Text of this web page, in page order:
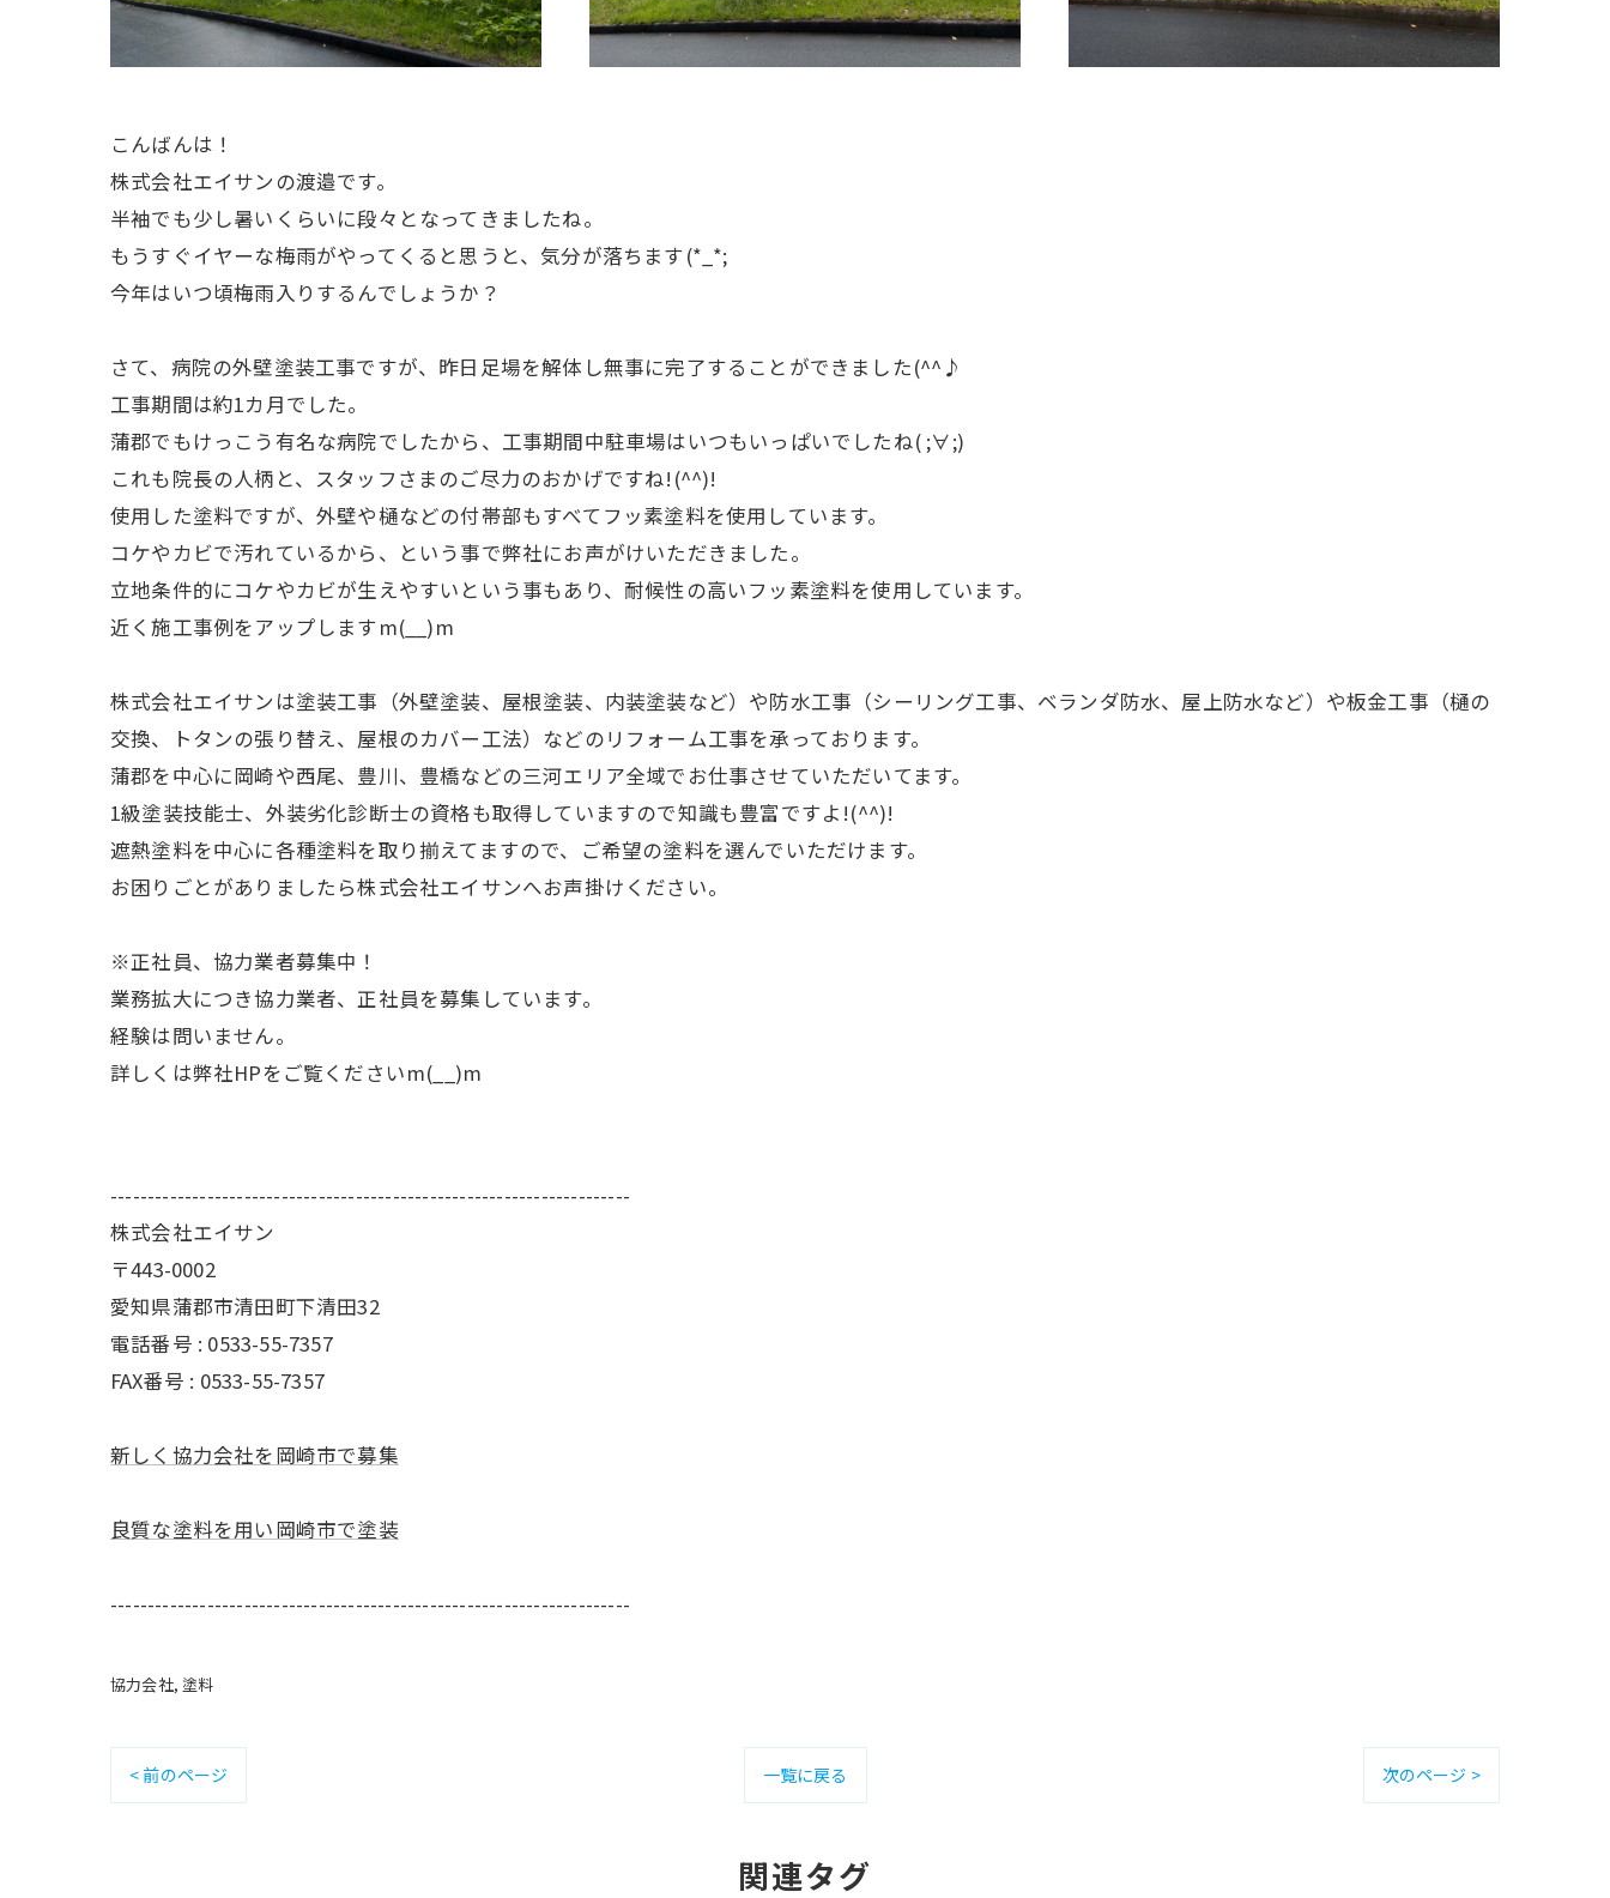
こんばんは！
株式会社エイサンの渡邉です。
半袖でも少し暑いくらいに段々となってきましたね。
もうすぐイヤーな梅雨がやってくると思うと、気分が落ちます(*_*;
今年はいつ頃梅雨入りするんでしょうか？
さて、病院の外壁塗装工事ですが、昨日足場を解体し無事に完了することができました(^^♪
工事期間は約1カ月でした。
蒲郡でもけっこう有名な病院でしたから、工事期間中駐車場はいつもいっぱいでしたね( ;∀;)
これも院長の人柄と、スタッフさまのご尽力のおかげですね!(^^)!
使用した塗料ですが、外壁や樋などの付帯部もすべてフッ素塗料を使用しています。
コケやカビで汚れているから、という事で弊社にお声がけいただきました。
立地条件的にコケやカビが生えやすいという事もあり、耐候性の高いフッ素塗料を使用しています。
近く施工事例をアップしますm(__)m
株式会社エイサンは塗装工事（外壁塗装、屋根塗装、内装塗装など）や防水工事（シーリング工事、ベランダ防水、屋上防水など）や板金工事（樋の
交換、トタンの張り替え、屋根のカバー工法）などのリフォーム工事を承っております。
蒲郡を中心に岡崎や西尾、豊川、豊橋などの三河エリア全域でお仕事させていただいてます。
1級塗装技能士、外装劣化診断士の資格も取得していますので知識も豊富ですよ!(^^)!
遮熱塗料を中心に各種塗料を取り揃えてますので、ご希望の塗料を選んでいただけます。
お困りごとがありましたら株式会社エイサンへお声掛けください。
※正社員、協力業者募集中！
業務拡大につき協力業者、正社員を募集しています。
経験は問いません。
詳しくは弊社HPをご覧くださいm(__)m
----------------------------------------------------------------------
株式会社エイサン
〒443-0002
愛知県蒲郡市清田町下清田32
電話番号 : 0533-55-7357
FAX番号 : 0533-55-7357
新しく協力会社を岡崎市で募集
良質な塗料を用い岡崎市で塗装
----------------------------------------------------------------------
協力会社 塗料
< 前のページ 一覧に戻る 次のページ >
関連タグ